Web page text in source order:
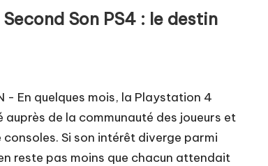
Son PS4 : le destin
- En quelques mois, la Playstation 4
de la communauté des joueurs et
Si son intérêt diverge parmi
reste pas moins que chacun attendait